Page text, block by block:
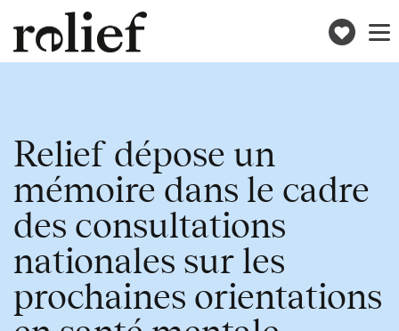
Toggle
Relief dépose un
mémoire dans le cadre
des consultations
nationales sur les
prochaines orientations